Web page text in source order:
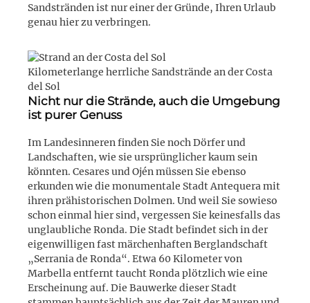
Sandstränden ist nur einer der Gründe, Ihren Urlaub
genau hier zu verbringen.
Kilometerlange herrliche Sandstrände an der Costa
del Sol
Nicht nur die Strände, auch die Umgebung
ist purer Genuss
Im Landesinneren finden Sie noch Dörfer und
Landschaften, wie sie ursprünglicher kaum sein
könnten. Cesares und Ojén müssen Sie ebenso
erkunden wie die monumentale Stadt Antequera mit
ihren prähistorischen Dolmen. Und weil Sie sowieso
schon einmal hier sind, vergessen Sie keinesfalls das
unglaubliche Ronda. Die Stadt befindet sich in der
eigenwilligen fast märchenhaften Berglandschaft
„Serrania de Ronda“. Etwa 60 Kilometer von
Marbella entfernt taucht Ronda plötzlich wie eine
Erscheinung auf. Die Bauwerke dieser Stadt